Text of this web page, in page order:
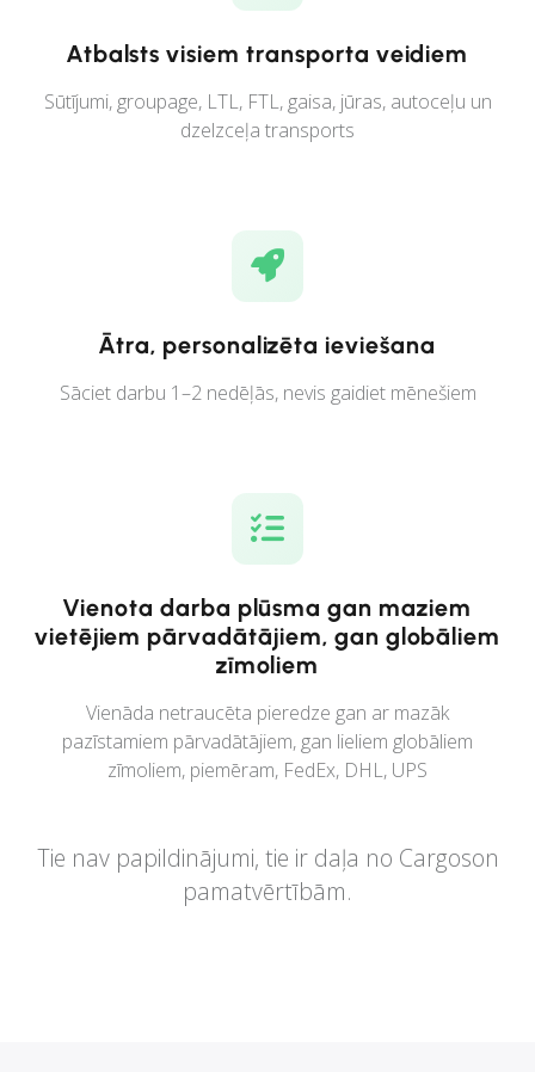
Atbalsts visiem transporta veidiem
Sūtījumi, groupage, LTL, FTL, gaisa, jūras, autoceļu un
dzelzceļa transports
Ātra, personalizēta ieviešana
Sāciet darbu 1–2 nedēļās, nevis gaidiet mēnešiem
Vienota darba plūsma gan maziem
vietējiem pārvadātājiem, gan globāliem
zīmoliem
Vienāda netraucēta pieredze gan ar mazāk
pazīstamiem pārvadātājiem, gan lieliem globāliem
zīmoliem, piemēram, FedEx, DHL, UPS
Tie nav papildinājumi, tie ir daļa no Cargoson
pamatvērtībām.